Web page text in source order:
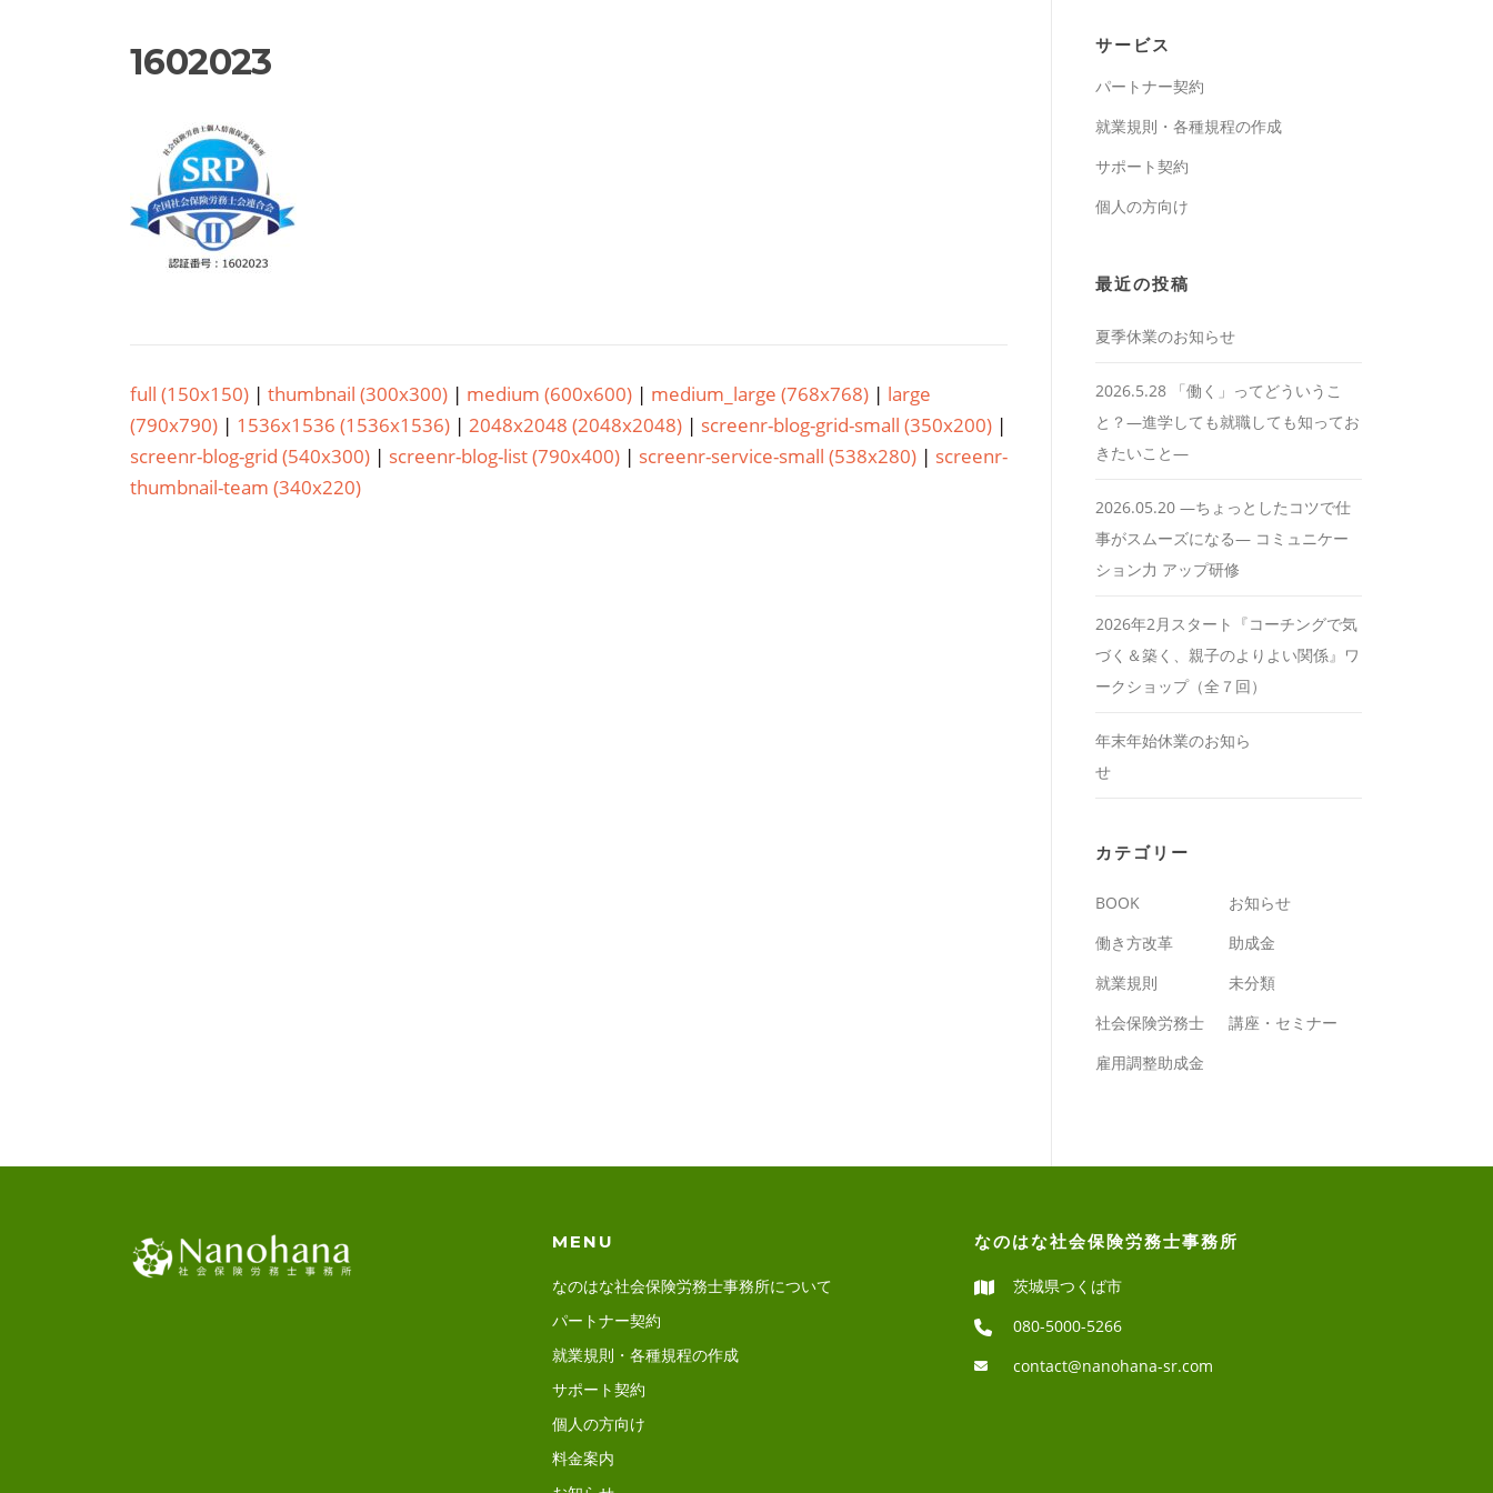
1602023
full (150x150) | thumbnail (300x300) | medium (600x600) | medium_large (768x768) | large
(790x790) | 1536x1536 (1536x1536) | 2048x2048 (2048x2048) | screenr-blog-grid-small (350x200) |
screenr-blog-grid (540x300) | screenr-blog-list (790x400) | screenr-service-small (538x280) | screenr-
thumbnail-team (340x220)
サービス
パートナー契約
就業規則・各種規程の作成
サポート契約
個人の方向け
最近の投稿
夏季休業のお知らせ
2026.5.28 「働く」ってどういうこ
と？―進学しても就職しても知ってお
きたいこと―
2026.05.20 ―ちょっとしたコツで仕
事がスムーズになる― コミュニケー
ション力 アップ研修
2026年2月スタート『コーチングで気
づく＆築く、親子のよりよい関係』ワ
ークショップ（全７回）
年末年始休業のお知ら
せ
カテゴリー
BOOK
お知らせ
働き方改革
助成金
就業規則
未分類
社会保険労務士
講座・セミナー
雇用調整助成金
MENU
なのはな社会保険労務士事務所について
パートナー契約
就業規則・各種規程の作成
サポート契約
個人の方向け
料金案内
なのはな社会保険労務士事務所
茨城県つくば市
080-5000-5266
contact@nanohana-sr.com